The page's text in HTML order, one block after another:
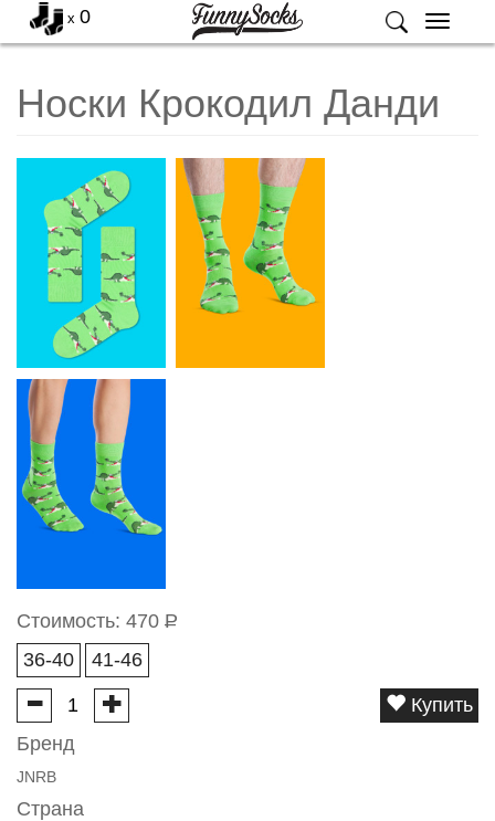
Меню
x 0
Носки Крокодил Данди
Стоимость: 470 Р
36-40
41-46
Купить
Бренд
JNRB
Страна